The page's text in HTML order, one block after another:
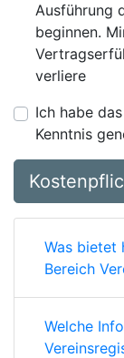
Ausführung
beginnen.
verliere
Ich habe
Kenntnis
Was bietet
Bereich
Welche